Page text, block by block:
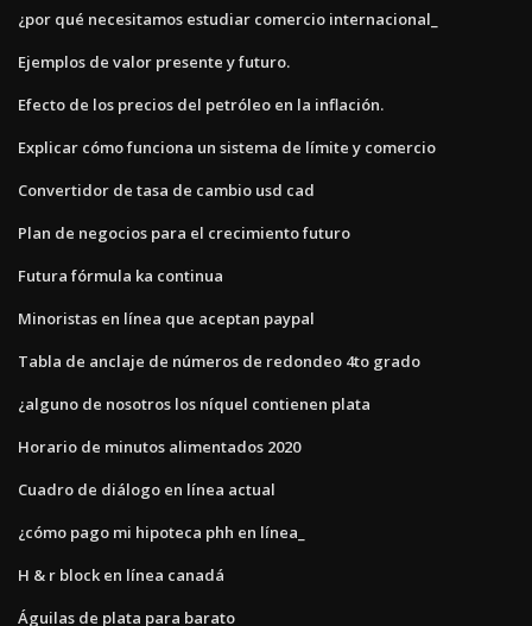
¿por qué necesitamos estudiar comercio internacional_
Ejemplos de valor presente y futuro.
Efecto de los precios del petróleo en la inflación.
Explicar cómo funciona un sistema de límite y comercio
Convertidor de tasa de cambio usd cad
Plan de negocios para el crecimiento futuro
Futura fórmula ka continua
Minoristas en línea que aceptan paypal
Tabla de anclaje de números de redondeo 4to grado
¿alguno de nosotros los níquel contienen plata
Horario de minutos alimentados 2020
Cuadro de diálogo en línea actual
¿cómo pago mi hipoteca phh en línea_
H & r block en línea canadá
Águilas de plata para barato